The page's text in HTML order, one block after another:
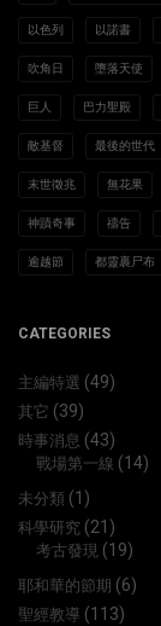
以色列 以諾書
吹角日 墮落天使
巨人 巴力聖殿
敵基督 最後的世代
末世徵兆 無花果
神蹟奇事 禱告
逾越節 都靈裹尸布
CATEGORIES
主編特選 (49)
其它 (39)
時事消息 (43)
戰場第一線 (14)
未分類 (1)
科學研究 (21)
考古發現 (19)
耶和華的節期 (6)
聖經教導 (113)